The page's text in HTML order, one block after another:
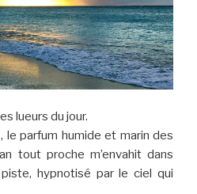
lueurs du jour.
parfum humide et marin des
tout proche m’envahit dans
piste, hypnotisé par le ciel qui